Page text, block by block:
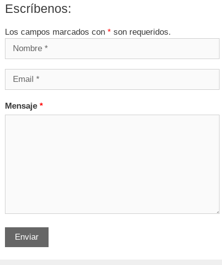
Escríbenos:
Los campos marcados con * son requeridos.
Mensaje *